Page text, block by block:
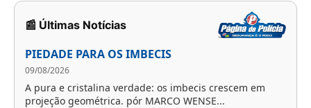
📰 Últimas Notícias
PIEDADE PARA OS IMBECIS
09/08/2026
A pura e cristalina verdade: os imbecis crescem em
projeção geométrica. pór MARCO WENSE...